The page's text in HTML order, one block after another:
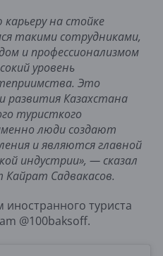
на стойке
такими сотрудниками,
и профессионализмом
уровень
Это
Казахстана
туристкого
люди создают
и являются главной
индустрии», — сказал
Кайрат Садвакасов.
иностранного туриста
@100baksoff.